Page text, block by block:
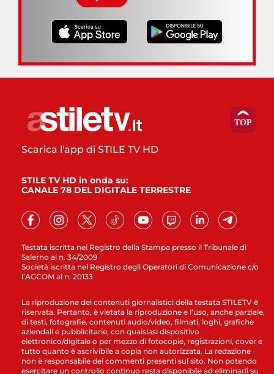
Testata iscritta nel Registro della Stampa presso il Tribunale di
Salerno al n. 34/2009
Società iscritta nel Registro degli Operatori di Comunicazione c/o
l’AGCOM al n. 20133
Scarica l'app di STILE TV HD
STILE TV HD in onda su:
CANALE 78 DEL DIGITALE TERRESTRE
La riproduzione dei contenuti giornalistici della testata STILETV è
riservata. Pertanto, è vietata la riproduzione e l’uso, anche parziale,
di testi, fotografie, contenuti audio/video, filmati, loghi, grafiche
aziendali e pubblicitarie, con qualsiasi dispositivo
elettronico/digitale o per mezzo di fotocopie, registrazioni, cover e
tutto quanto è ascrivibile a copia non autorizzata. La redazione
non è responsabile dei commenti presenti sul sito. Non potendo
esercitare un controllo continuo resta disponibile ad eliminarli su